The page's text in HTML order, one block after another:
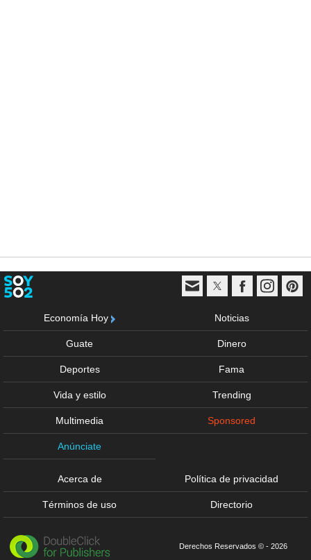
Economía Hoy Noticias
Guate Dinero
Deportes Fama
Vida y estilo Trending
Multimedia Sponsored
Anúnciate
Acerca de Política de privacidad
Términos de uso Directorio
Derechos Reservados © - 2026